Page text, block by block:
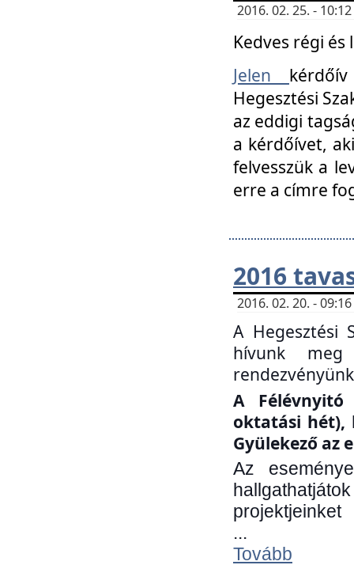
2016. 02. 25. -
Kedves régi
Jelen
Hegesztési
az eddigi
a kérdőívet,
felvesszük a
erre a címre
2016
2016. 02. 20. -
A Hegesztési
hívunk
A
oktatási hét),
Gyülekező az
Az
projektjeinket
...
Tovább